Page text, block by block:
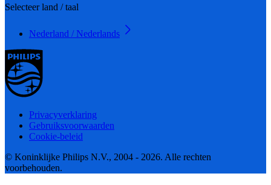
Selecteer land / taal
Nederland / Nederlands
Privacyverklaring
Gebruiksvoorwaarden
Cookie-beleid
© Koninklijke Philips N.V., 2004 - 2026. Alle rechten
voorbehouden.